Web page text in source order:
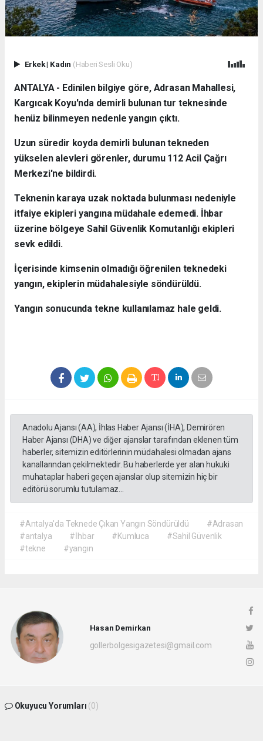
Erkek| Kadın (Haberi Sesli Oku)
ANTALYA - Edinilen bilgiye göre, Adrasan Mahallesi,
Kargıcak Koyu'nda demirli bulunan tur teknesinde
henüz bilinmeyen nedenle yangın çıktı.
Uzun süredir koyda demirli bulunan tekneden
yükselen alevleri görenler, durumu 112 Acil Çağrı
Merkezi'ne bildirdi.
Teknenin karaya uzak noktada bulunması nedeniyle
itfaiye ekipleri yangına müdahale edemedi. İhbar
üzerine bölgeye Sahil Güvenlik Komutanlığı ekipleri
sevk edildi.
İçerisinde kimsenin olmadığı öğrenilen teknedeki
yangın, ekiplerin müdahalesiyle söndürüldü.
Yangın sonucunda tekne kullanılamaz hale geldi.
Anadolu Ajansı (AA), İhlas Haber Ajansı (İHA), Demirören
Haber Ajansı (DHA) ve diğer ajanslar tarafından eklenen tüm
haberler, sitemizin editörlerinin müdahalesi olmadan ajans
kanallarından çekilmektedir. Bu haberlerde yer alan hukuki
muhataplar haberi geçen ajanslar olup sitemizin hiç bir
editörü sorumlu tutulamaz...
#Antalya'da Teknede Çıkan Yangın Söndürüldü
#Adrasan
#antalya
#İhbar #Kumluca
#Sahil Güvenlik
#tekne
#yangın
Hasan Demirkan
gollerbolgesigazetesi@gmail.com
Okuyucu Yorumları (0)